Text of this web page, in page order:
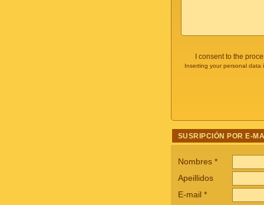
I consent to the
Inserting your personal
SUSRIPCIÓN POR E-
Nombres *
Apeillidos
E-mail *